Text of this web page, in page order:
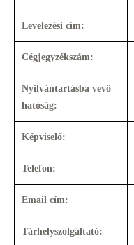
Levelezési cím:
Cégjegyzékszám:
Nyilvántartásba vevő
hatóság:
Képviselő:
Telefon:
Email cím:
Tárhelyszolgáltató: